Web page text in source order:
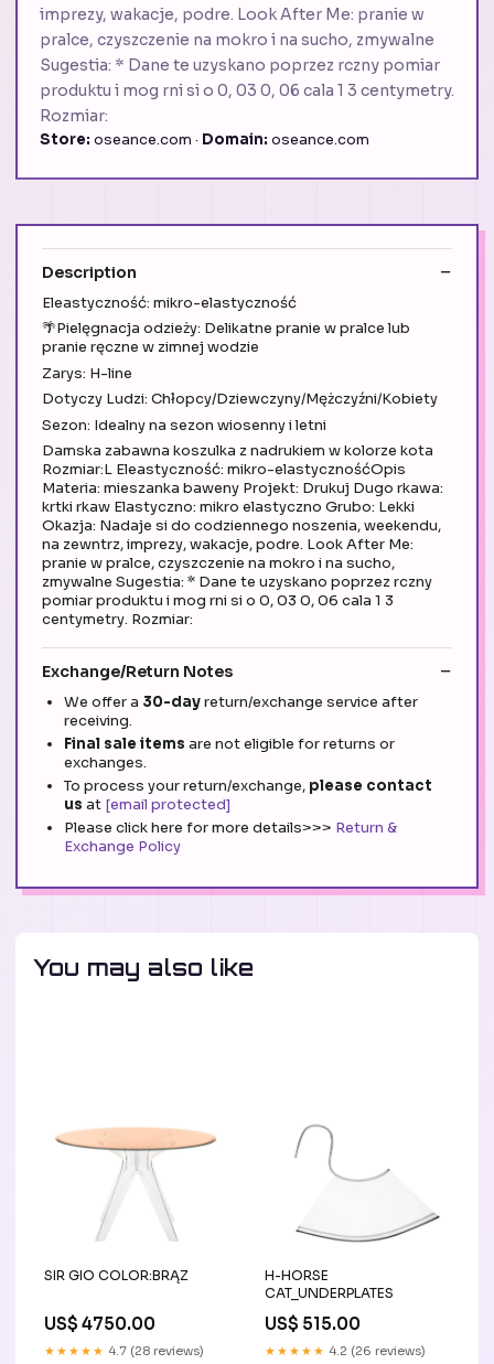
imprezy, wakacje, podre. Look After Me: pranie w
pralce, czyszczenie na mokro i na sucho, zmywalne
Sugestia: * Dane te uzyskano poprzez rczny pomiar
produktu i mog rni si o 0, 03 0, 06 cala 1 3 centymetry.
Rozmiar:
Store: oseance.com · Domain: oseance.com
Description
Eleastyczność: mikro-elastyczność
🌴Pielęgnacja odzieży: Delikatne pranie w pralce lub
pranie ręczne w zimnej wodzie
Zarys: H-line
Dotyczy Ludzi: Chłopcy/Dziewczyny/Mężczyźni/Kobiety
Sezon: Idealny na sezon wiosenny i letni
Damska zabawna koszulka z nadrukiem w kolorze kota
Rozmiar:L Eleastyczność: mikro-elastycznośćOpis
Materia: mieszanka baweny Projekt: Drukuj Dugo rkawa:
krtki rkaw Elastyczno: mikro elastyczno Grubo: Lekki
Okazja: Nadaje si do codziennego noszenia, weekendu,
na zewntrz, imprezy, wakacje, podre. Look After Me:
pranie w pralce, czyszczenie na mokro i na sucho,
zmywalne Sugestia: * Dane te uzyskano poprzez rczny
pomiar produktu i mog rni si o 0, 03 0, 06 cala 1 3
centymetry. Rozmiar:
Exchange/Return Notes
We offer a 30-dayreturn/exchange service after
receiving.
Final sale items are not eligible for returns or
exchanges.
To process your return/exchange, please contact
us at [email protected]
Please click here for more details>>> Return &
Exchange Policy
You may also like
SIR GIO COLOR:BRĄZ
US$ 4750.00
★★★★★ 4.7 (28 reviews)
H-HORSE
CAT_UNDERPLATES
US$ 515.00
★★★★★ 4.2 (26 reviews)